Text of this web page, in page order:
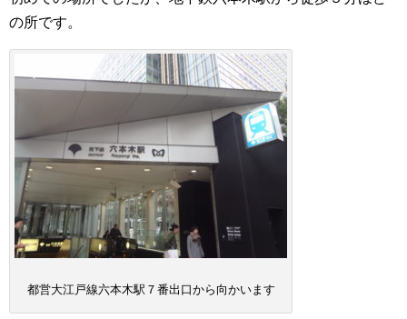
の所です。
都営大江戸線六本木駅７番出口から向かいます